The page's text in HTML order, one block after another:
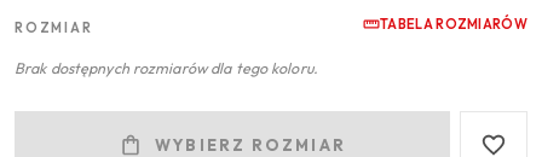
ROZMIAR TABELA ROZMIARÓW
Brak dostępnych rozmiarów dla tego koloru.
WYBIERZ ROZMIAR